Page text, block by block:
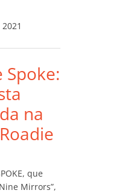
gl
e
Cl
a
ss
ro
m
Li
n
Spoke:
na
que
Mirrors”,